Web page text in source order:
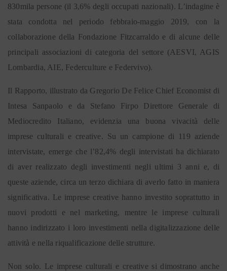
830mila persone (il 3,6% degli occupati nazionali). L’indagine è
stata condotta nel periodo febbraio-maggio 2019, con la
collaborazione della Fondazione Fitzcarraldo e di alcune delle
principali associazioni di categoria del settore (AESVI, AGIS
Lombardia, AIE, Federculture e Federvivo).
Il Rapporto, illustrato da Gregorio De Felice Chief Economist di
Intesa Sanpaolo e da Stefano Firpo Direttore Generale di
Mediocredito Italiano, evidenzia una buona vivacità delle
imprese culturali e creative. Su un campione di 119 aziende
intervistate, emerge che l’82,4% degli intervistati ha dichiarato
di aver realizzato degli investimenti negli ultimi 3 anni e, di
queste aziende, circa un terzo dichiara di averlo fatto in maniera
significativa. Le imprese creative hanno investito soprattutto in
nuovi prodotti e nel marketing, mentre le imprese culturali
hanno indirizzato i loro investimenti nella digitalizzazione delle
attività e nella riqualificazione delle strutture.
Non solo. Le imprese culturali e creative si dimostrano anche